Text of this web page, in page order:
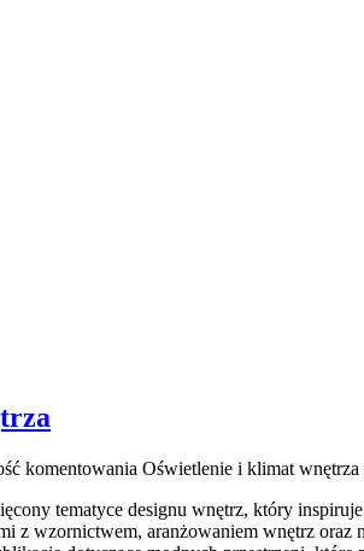
komentowania Oświetlenie i klimat wnętrza
tematyce designu wnętrz, który
z wzornictwem, aranżowaniem wnętrz